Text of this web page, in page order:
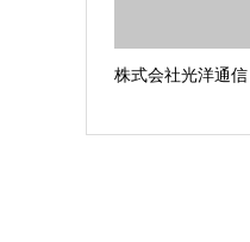
株式会社光洋通信